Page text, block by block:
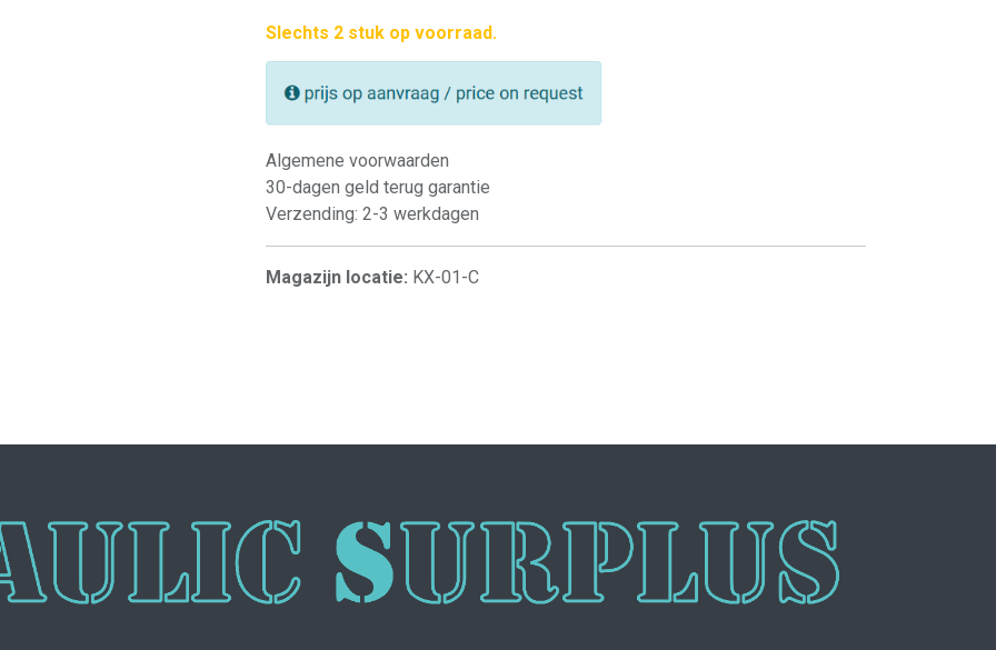
Slechts 2 stuk op voorraad.
Algemene voorwaarden
30-dagen geld terug garantie
Verzending: 2-3 werkdagen
Magazijn locatie: KX-01-C